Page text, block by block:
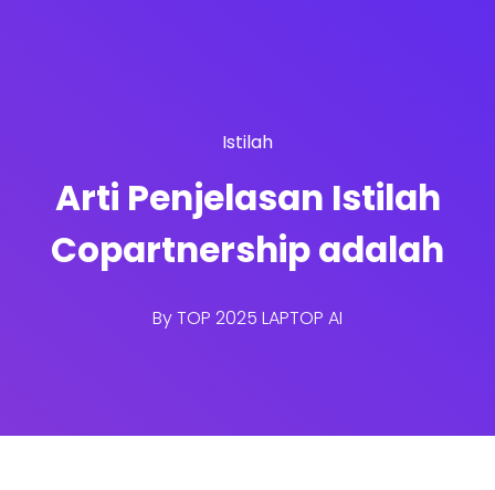
Istilah
Arti Penjelasan Istilah
Copartnership adalah
ByTOP 2025 LAPTOP AI